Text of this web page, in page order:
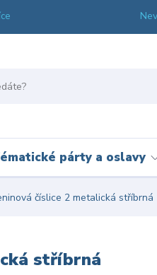
párty a oslavy
číslice 2 metalická stříbrná
stříbrná